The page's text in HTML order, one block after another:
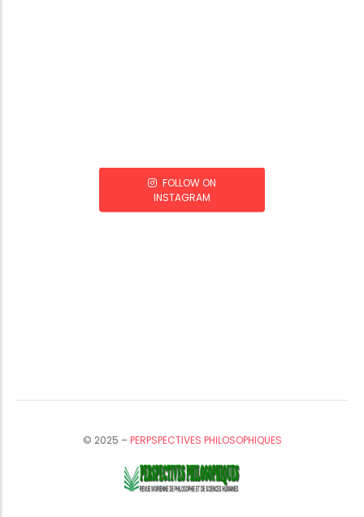
FOLLOW ON
INSTAGRAM
© 2025 –PERPSPECTIVES PHILOSOPHIQUES